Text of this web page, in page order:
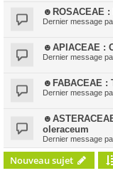
☻ROSACEAE
Dernier message
☻APIACEAE :
Dernier message
☻FABACEAE :
Dernier message
oleraceum
Dernier message
Nouveau sujet